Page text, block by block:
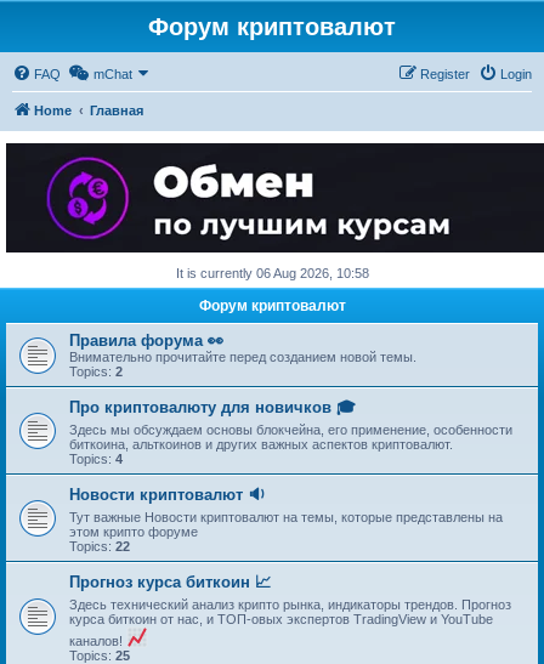
Форум криптовалют
FAQ mChat Login
Register
Home Главная
It is currently 06 Aug 2026, 10:58
Форум криптовалют
Правила форума 👀
Внимательно прочитайте перед созданием новой темы.
Topics: 2
Про криптовалюту для новичков 🎓
Здесь мы обсуждаем основы блокчейна, его применение, особенности
биткоина, альткоинов и других важных аспектов криптовалют.
Topics: 4
Новости криптовалют 🔉
Тут важные Новости криптовалют на темы, которые представлены на
этом крипто форуме
Topics: 22
Прогноз курса биткоин 📈
Здесь технический анализ крипто рынка, индикаторы трендов. Прогноз
курса биткоин от нас, и ТОП-овых экспертов TradingView и YouTube
каналов!
Topics: 25